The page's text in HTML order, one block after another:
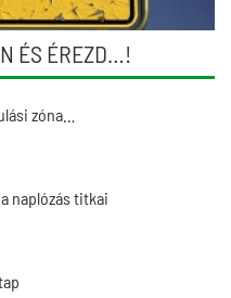
ÉS ÉREZD…!
zóna…
naplózás titkai